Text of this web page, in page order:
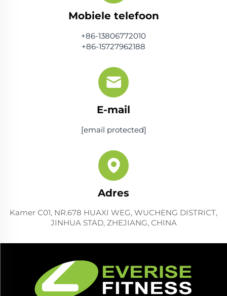
Mobiele telefoon
+86-13806772010
+86-15727962188
E-mail
[email protected]
Adres
Kamer C01, NR.678 HUAXI WEG, WUCHENG DISTRICT,
JINHUA STAD, ZHEJIANG, CHINA